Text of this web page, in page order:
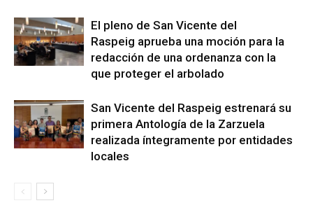
El pleno de San Vicente del
Raspeig aprueba una moción para la
redacción de una ordenanza con la
que proteger el arbolado
San Vicente del Raspeig estrenará su
primera Antología de la Zarzuela
realizada íntegramente por entidades
locales